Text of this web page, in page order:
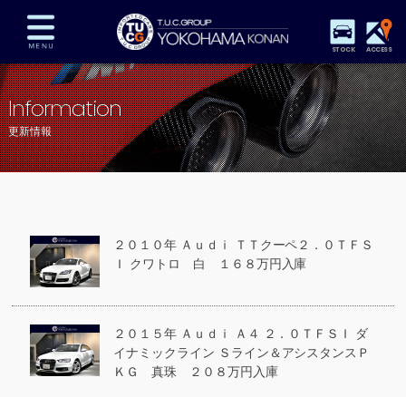
STOCK ACCESS
在庫車両情報 保証&サービス パーツリスト
TUCとは？ 店舗情報 アクセスマップ
全国納車 特別作業 注文販売
プライバシーポリシー スタッフblog
Information
更新情報
２０１０年 Ａｕｄｉ ＴＴクーペ２．０ＴＦＳ
Ｉ クワトロ 白 １６８万円入庫
２０１５年 Ａｕｄｉ Ａ４ ２．０ＴＦＳＩ ダ
イナミックライン Ｓライン＆アシスタンスＰ
ＫＧ 真珠 ２０８万円入庫